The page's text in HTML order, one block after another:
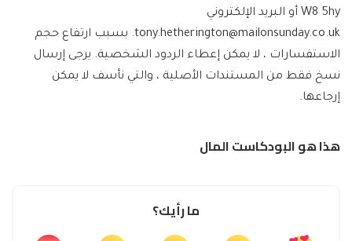
W8 5hy أو البريد الإلكتروني
tony.hetherington@mailonsunday.co.uk. بسبب ارتفاع حجم
الاستفسارات ، لا يمكن إعطاء الردود الشخصية. يرجى إرسال
نسخ فقط من المستندات الأصلية ، والتي نأسف لا يمكن
إرجاعها.
هذا هو البودكاست المال
ما رأيك؟